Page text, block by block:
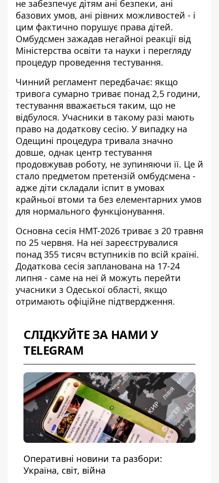
не забезпечує дітям ані безпеки, ані
базових умов, ані рівних можливостей - і
цим фактично порушує права дітей.
Омбудсмен зажадав негайної реакції від
Міністерства освіти та науки і перегляду
процедур проведення тестування.
Чинний регламент передбачає: якщо
тривога сумарно триває понад 2,5 години,
тестування вважається таким, що не
відбулося. Учасники в такому разі мають
право на додаткову сесію. У випадку на
Одещині процедура тривала значно
довше, однак центр тестування
продовжував роботу, не зупиняючи її. Це й
стало предметом претензій омбудсмена -
адже діти складали іспит в умовах
крайньої втоми та без елементарних умов
для нормального функціонування.
Основна сесія НМТ-2026 триває з 20 травня
по 25 червня. На неї зареєструвалися
понад 355 тисяч вступників по всій країні.
Додаткова сесія запланована на 17-24
липня - саме на неї й можуть перейти
учасники з Одеської області, якщо
отримають офіційне підтвердження.
СЛІДКУЙТЕ ЗА НАМИ У
TELEGRAM
Оперативні новини та разбори:
Україна, світ, війна